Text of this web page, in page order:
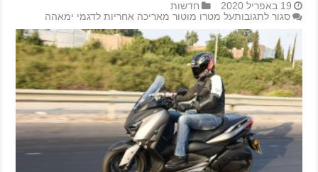
19 באפריל 2020
חדשות
סגור לתגובותעל מטרו מוטור מאריכה אחריות לדגמי ימאהה